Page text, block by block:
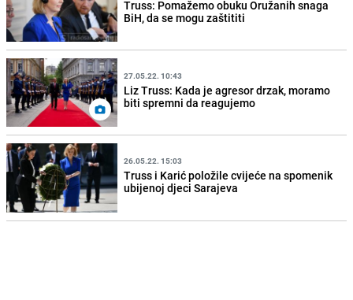
Truss: Pomažemo obuku Oružanih snaga
BiH, da se mogu zaštititi
27.05.22. 10:43
Liz Truss: Kada je agresor drzak, moramo
biti spremni da reagujemo
26.05.22. 15:03
Truss i Karić položile cvijeće na spomenik
ubijenoj djeci Sarajeva